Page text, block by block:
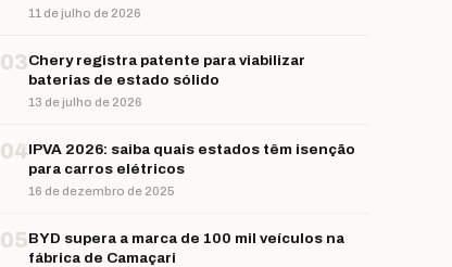
11 de julho de 2026
03Chery registra patente para viabilizar
baterias de estado sólido
13 de julho de 2026
04IPVA 2026: saiba quais estados têm isenção
para carros elétricos
16 de dezembro de 2025
05BYD supera a marca de 100 mil veículos na
fábrica de Camaçari